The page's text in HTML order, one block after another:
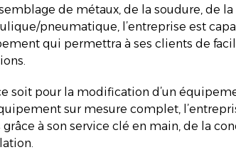
de métaux, de la soudure, de
pneumatique, l’entreprise est
qui permettra à ses clients de
soit pour la modification d’un
sur mesure complet,
à son service clé en main, de la